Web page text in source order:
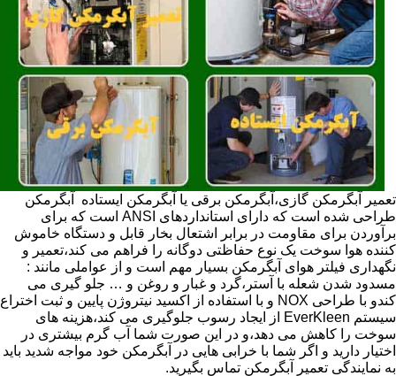
تعمیر آبگرمکن گازی،آبگرمکن برقی یا آبگرمکن ایستاده ​ آبگرمکن
طراحی شده است که دارای استانداردهای ANSI است که برای
برآوردن برای مقاومت در برابر اشتعال بخار قابل و دستگاه خاموش
کننده هوا سوخت یک نوع حفاظتی دوگانه را فراهم می کند،تعمیر و
نگهداری فیلتر هوای آبگرمکن بسیار مهم است و از عواملی مانند :
مسدود شدن شعله با آستر،گرد و غبار و روغن و … جلو گیری می
کندو با طراحی NOX و با استفاده از اکسید نیتروژن پایین و ثبت اختراع
سیستم EverKleen از ایجاد رسوب جلوگیری می کند،هزینه های
سوخت را کاهش می دهد،و در این صورت شما آب گرم بیشتری در
اختیار دارید و اگر شما با خرابی هایی در آبگرمکن خود مواجه شدید باید
به نمایندگی تعمیر آبگرمکن تماس بگیرید.